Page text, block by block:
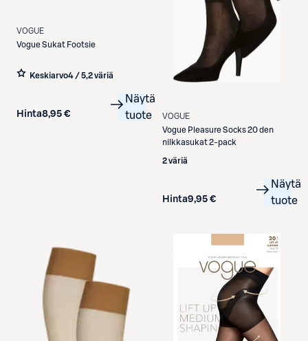
VOGUE
VogueSukat Footsie
Keskiarvo4 / 5,2 väriä
Hinta8,95 €
Näytä
tuote
VOGUE
Vogue Pleasure Socks 20 den
nilkkasukat 2-pack
2 väriä
Hinta9,95 €
Näytä
tuote